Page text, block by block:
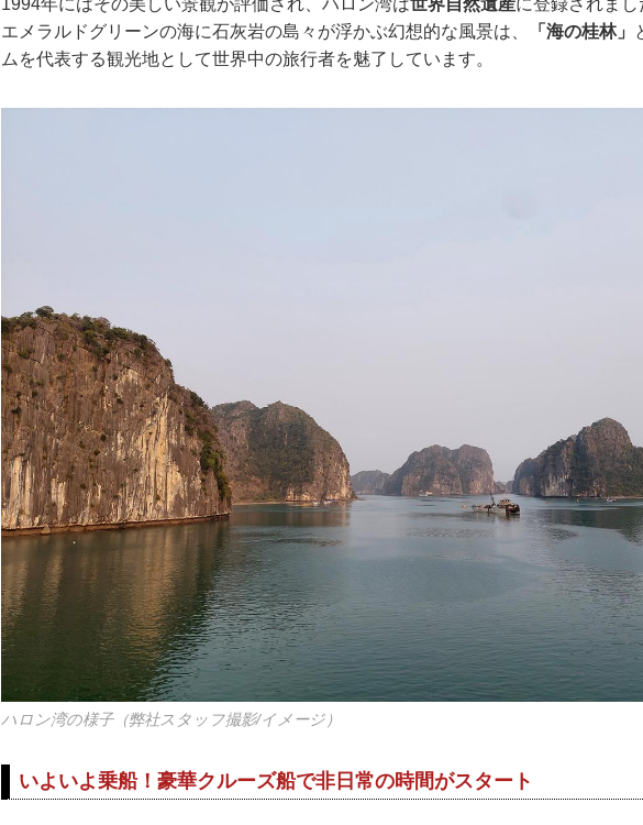
1994年にはその美しい景観が評価され、ハロン湾は世界自然遺産に登録されまし
エメラルドグリーンの海に石灰岩の島々が浮かぶ幻想的な風景は、
「海の桂林」
ムを代表する観光地として世界中の旅行者を魅了しています。
ハロン湾の様子（弊社スタッフ撮影/イメージ）
いよいよ乗船！豪華クルーズ船で非日常の時間がスタート